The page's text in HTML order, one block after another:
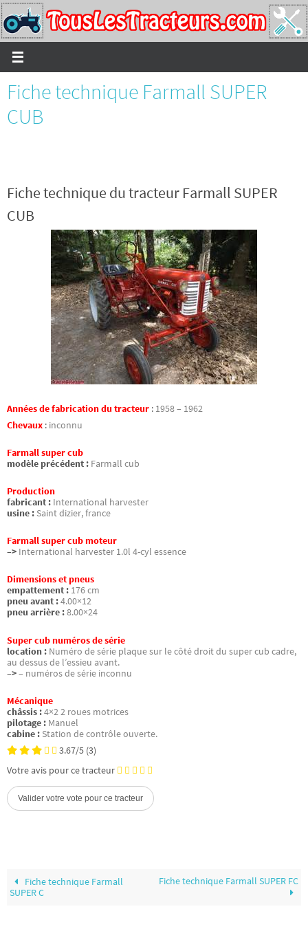
Passer
vers
le
contenu
Fiche technique Farmall SUPER
CUB
Fiche technique du tracteur Farmall SUPER
CUB
Années de fabrication du tracteur : 1958 – 1962
Chevaux : inconnu
Farmall super cub
modèle précédent : Farmall cub
Production
fabricant : International harvester
usine : Saint dizier, france
Farmall super cub moteur
–> International harvester 1.0l 4-cyl essence
Dimensions et pneus
empattement : 176 cm
pneu avant :4.00×12
pneu arrière :8.00×24
Super cub numéros de série
location : Numéro de série plaque sur le côté droit du super cub cadre,
au dessus de l’essieu avant.
–>– numéros de série inconnu
Mécanique
châssis :4×2 2 roues motrices
pilotage : Manuel
cabine : Station de contrôle ouverte.
3.67/5 (3)
Votre avis pour ce tracteur
Fiche technique Farmall
SUPER C
Fiche technique Farmall SUPER FC